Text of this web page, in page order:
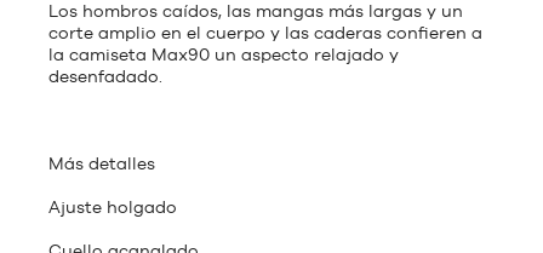
Los hombros caídos, las mangas más largas y un
corte amplio en el cuerpo y las caderas confieren a
la camiseta Max90 un aspecto relajado y
desenfadado.
Más detalles
Ajuste holgado